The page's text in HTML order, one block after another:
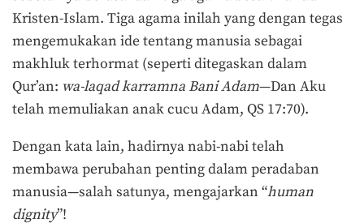
Kristen-Islam. Tiga agama inilah yang dengan tegas
mengemukakan ide tentang manusia sebagai
makhluk terhormat (seperti ditegaskan dalam
Qur’an: wa-laqad karramna Bani Adam—Dan Aku
telah memuliakan anak cucu Adam, QS 17:70).
Dengan kata lain, hadirnya nabi-nabi telah
membawa perubahan penting dalam peradaban
manusia—salah satunya, mengajarkan “human
dignity”!